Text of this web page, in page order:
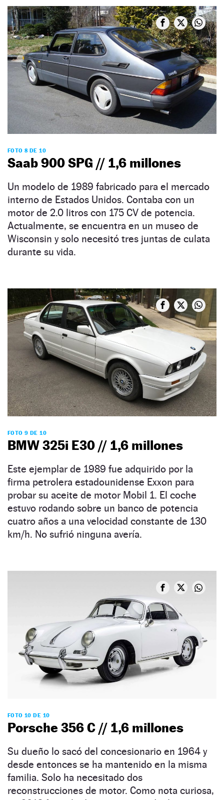
FOTO 8 DE 10
Saab 900 SPG // 1,6 millones
Un modelo de 1989 fabricado para el mercado
interno de Estados Unidos. Contaba con un
motor de 2.0 litros con 175 CV de potencia.
Actualmente, se encuentra en un museo de
Wisconsin y solo necesitó tres juntas de culata
durante su vida.
FOTO 9 DE 10
BMW 325i E30 // 1,6 millones
Este ejemplar de 1989 fue adquirido por la
firma petrolera estadounidense Exxon para
probar su aceite de motor Mobil 1. El coche
estuvo rodando sobre un banco de potencia
cuatro años a una velocidad constante de 130
km/h. No sufrió ninguna avería.
FOTO 10 DE 10
Porsche 356 C // 1,6 millones
Su dueño lo sacó del concesionario en 1964 y
desde entonces se ha mantenido en la misma
familia. Solo ha necesitado dos
reconstrucciones de motor. Como nota curiosa,